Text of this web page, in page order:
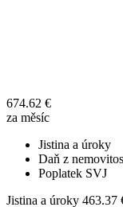
674.62 €
za měsíc
Jistina a úroky
Daň z
Poplatek SVJ
Jistina a úroky 463.37